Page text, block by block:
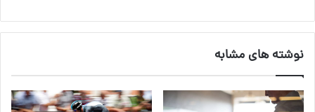
نوشته های مشابه